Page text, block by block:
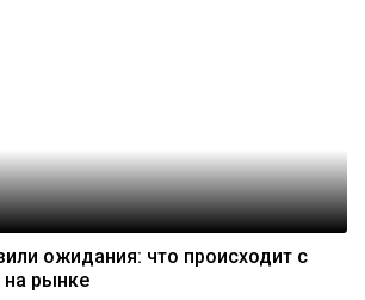
ожидания: что происходит с
на рынке